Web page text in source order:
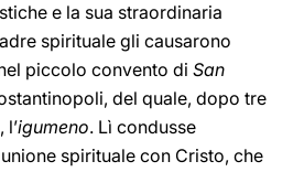
e la sua straordinaria
spirituale gli causarono
piccolo convento di San
del quale, dopo tre
l’igumeno. Lì condusse
spirituale con Cristo, che